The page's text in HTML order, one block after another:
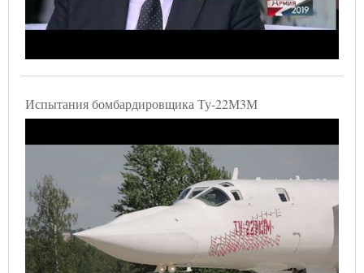
Испытания бомбардировщика Ту-22М3М